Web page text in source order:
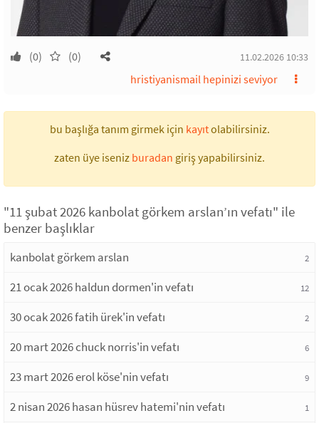
(0) (0) 11.02.2026 10:33
hristiyanismail hepinizi seviyor
bu başlığa tanım girmek için kayıtolabilirsiniz.
zaten üye iseniz buradan giriş yapabilirsiniz.
"11 şubat 2026 kanbolat görkem arslan’ın vefatı" ile
benzer başlıklar
kanbolat görkem arslan 2
21 ocak 2026 haldun dormen'in vefatı 12
30 ocak 2026 fatih ürek'in vefatı 2
20 mart 2026 chuck norris'in vefatı 6
23 mart 2026 erol köse'nin vefatı 9
2 nisan 2026 hasan hüsrev hatemi'nin vefatı 1